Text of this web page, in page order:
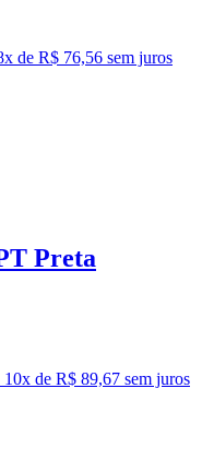
x de R$ 76,56 sem juros
Preta
10x de R$ 89,67 sem juros